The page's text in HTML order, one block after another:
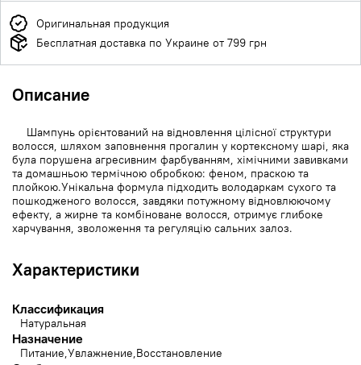
Оригинальная продукция
Бесплатная доставка по Украине от 799 грн
Описание
Шампунь орієнтований на відновлення цілісної структури
волосся, шляхом заповнення прогалин у кортексному шарі, яка
була порушена агресивним фарбуванням, хімічними завивками
та домашньою термічною обробкою: феном, праскою та
плойкою.Унікальна формула підходить володаркам сухого та
пошкодженого волосся, завдяки потужному відновлюючому
ефекту, а жирне та комбіноване волосся, отримує глибоке
харчування, зволоження та регуляцію сальних залоз.
Характеристики
Классификация
Натуральная
Назначение
Питание Увлажнение Восстановление